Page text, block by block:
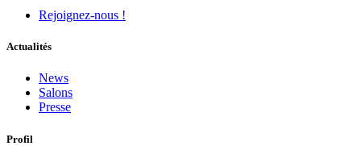
Rejoignez-nous !
Actualités
News
Salons
Presse
Profil